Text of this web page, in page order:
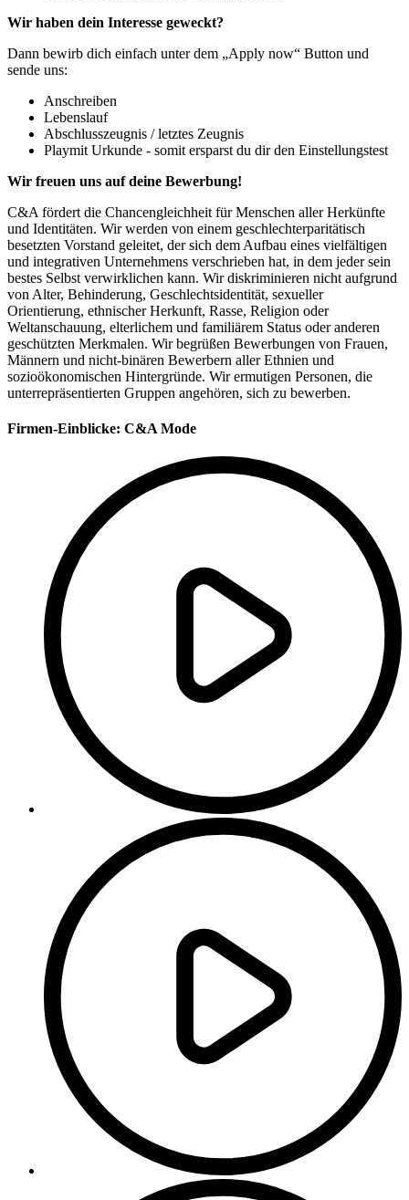
Wir haben dein Interesse geweckt?
Dann bewirb dich einfach unter dem „Apply now“ Button und
sende uns:
Anschreiben
Lebenslauf
Abschlusszeugnis / letztes Zeugnis
Playmit Urkunde - somit ersparst du dir den Einstellungstest
Wir freuen uns auf deine Bewerbung!
C&A fördert die Chancengleichheit für Menschen aller Herkünfte
und Identitäten. Wir werden von einem geschlechterparitätisch
besetzten Vorstand geleitet, der sich dem Aufbau eines vielfältigen
und integrativen Unternehmens verschrieben hat, in dem jeder sein
bestes Selbst verwirklichen kann. Wir diskriminieren nicht aufgrund
von Alter, Behinderung, Geschlechtsidentität, sexueller
Orientierung, ethnischer Herkunft, Rasse, Religion oder
Weltanschauung, elterlichem und familiärem Status oder anderen
geschützten Merkmalen. Wir begrüßen Bewerbungen von Frauen,
Männern und nicht-binären Bewerbern aller Ethnien und
sozioökonomischen Hintergründe. Wir ermutigen Personen, die
unterrepräsentierten Gruppen angehören, sich zu bewerben.
Firmen-Einblicke: C&A Mode